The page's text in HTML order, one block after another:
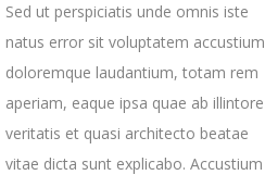
Sed ut perspiciatis unde omnis iste
natus error sit voluptatem accustium
doloremque laudantium, totam rem
aperiam, eaque ipsa quae ab illintore
veritatis et quasi architecto beatae
vitae dicta sunt explicabo. Accustium